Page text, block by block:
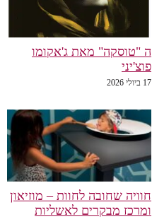
ה "טוסקה" מאת ג'אקומו
פוצ'יני
17 ביולי 2026
חוויה שחובה לחוות – מוזיאון
ומרכז מבקרים לאשליות